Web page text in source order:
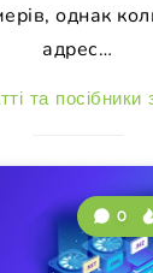
однак
адрес…
та
0